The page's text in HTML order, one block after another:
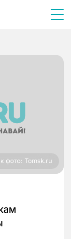
фото: Tomsk.ru